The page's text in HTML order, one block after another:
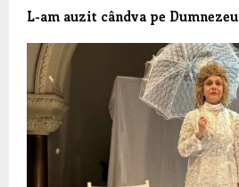
L-am auzit cândva pe Dumnezeu